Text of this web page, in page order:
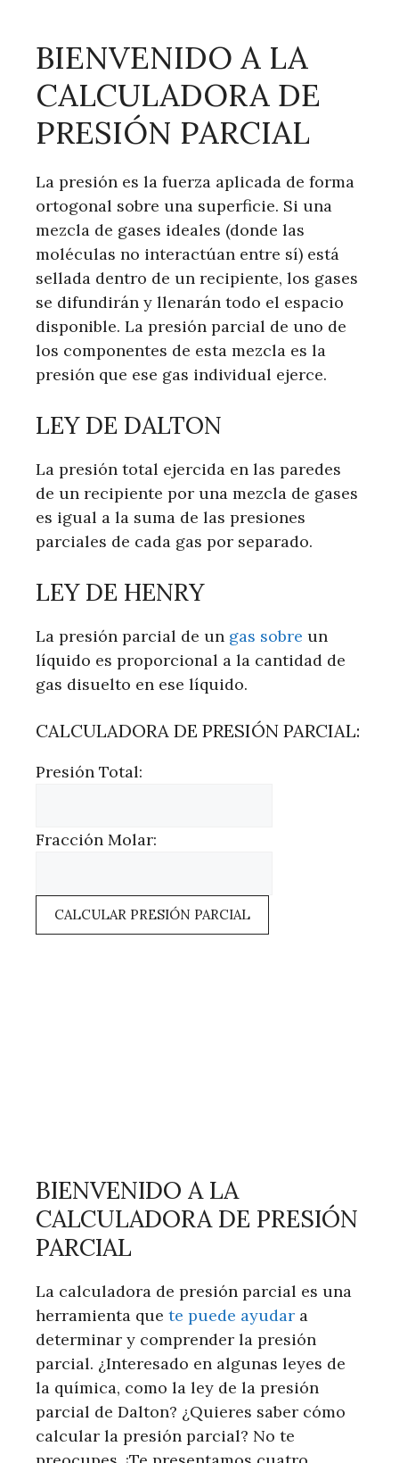
BIENVENIDO A LA
CALCULADORA DE
PRESIÓN PARCIAL
La presión es la fuerza aplicada de forma
ortogonal sobre una superficie. Si una
mezcla de gases ideales (donde las
moléculas no interactúan entre sí) está
sellada dentro de un recipiente, los gases
se difundirán y llenarán todo el espacio
disponible. La presión parcial de uno de
los componentes de esta mezcla es la
presión que ese gas individual ejerce.
LEY DE DALTON
La presión total ejercida en las paredes
de un recipiente por una mezcla de gases
es igual a la suma de las presiones
parciales de cada gas por separado.
LEY DE HENRY
La presión parcial de un gas sobre un
líquido es proporcional a la cantidad de
gas disuelto en ese líquido.
CALCULADORA DE PRESIÓN PARCIAL:
Presión Total:
Fracción Molar:
CALCULAR PRESIÓN PARCIAL
BIENVENIDO A LA
CALCULADORA DE PRESIÓN
PARCIAL
La calculadora de presión parcial es una
herramienta que te puede ayudar a
determinar y comprender la presión
parcial. ¿Interesado en algunas leyes de
la química, como la ley de la presión
parcial de Dalton? ¿Quieres saber cómo
calcular la presión parcial? No te